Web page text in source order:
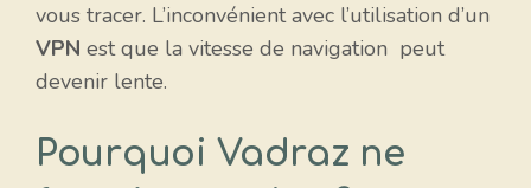
vous tracer. L’inconvénient avec l’utilisation d’un
VPN est que la vitesse de navigation peut
devenir lente.
Pourquoi Vadraz ne